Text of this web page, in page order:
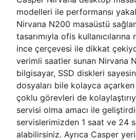
modelleri ile performansı
Nirvana N200 masaüstü
tasarımıyla ofis
ince çerçevesi ile dikkat
verimli saatler sunan Nirvana
bilgisayar, SSD diskleri
dosyaları bile kolayca açarken
çoklu görevleri de
servisi olma amacı ile
servislerimizden 1 saat ve 24
alabilirsiniz. Ayrıca Casper